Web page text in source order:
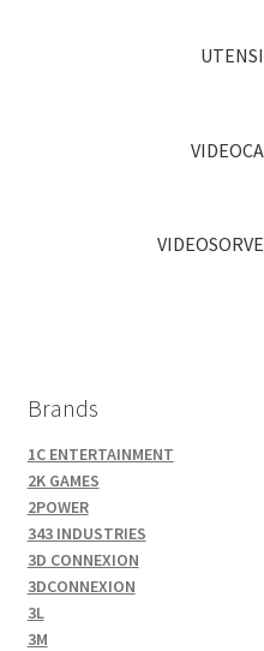
Brands
1C ENTERTAINMENT
2K GAMES
2POWER
343 INDUSTRIES
3D CONNEXION
3DCONNEXION
3L
3M